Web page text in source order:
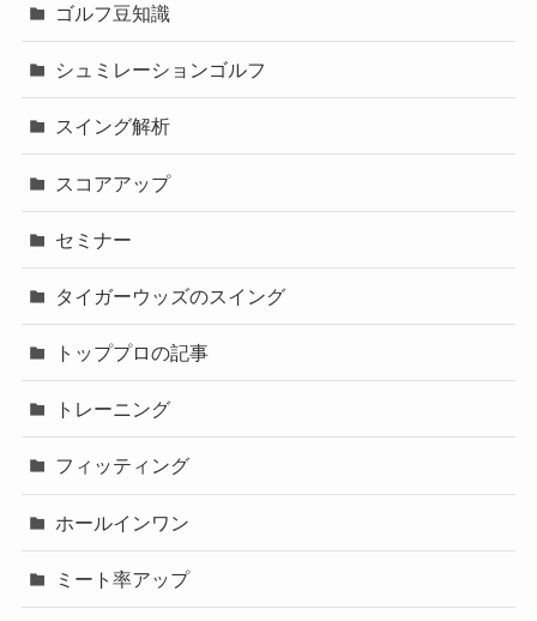
ゴルフ豆知識
シュミレーションゴルフ
スイング解析
スコアアップ
セミナー
タイガーウッズのスイング
トッププロの記事
トレーニング
フィッティング
ホールインワン
ミート率アップ